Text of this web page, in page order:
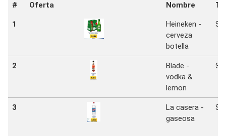
# Oferta Nombre
1
Heineken -
cerveza
botella
2
Blade -
vodka &
lemon
3
La casera -
gaseosa